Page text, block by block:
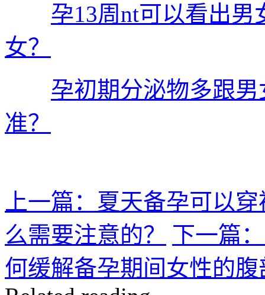
孕13周nt可以看出
女？
孕初期分泌物多跟
准？
上一篇：夏天备孕可以
么需要注意的？
下一篇
何缓解备孕期间女性的